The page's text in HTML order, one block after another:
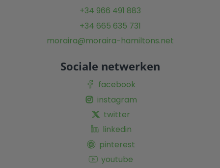
+34 966 491 883
+34 665 635 731
moraira@moraira-hamiltons.net
Sociale netwerken
facebook
instagram
twitter
linkedin
pinterest
youtube